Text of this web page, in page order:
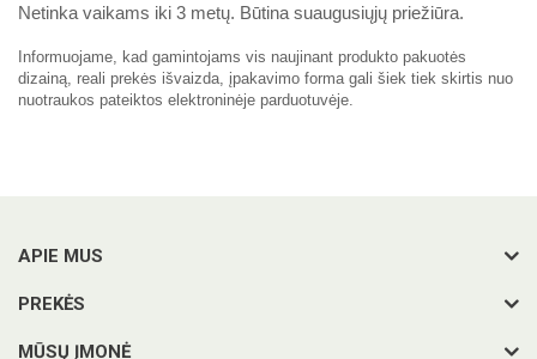
Netinka vaikams iki 3 metų. Būtina suaugusiųjų priežiūra.
Informuojame, kad gamintojams vis naujinant produkto pakuotės
dizainą, reali prekės išvaizda, įpakavimo forma gali šiek tiek skirtis nuo
nuotraukos pateiktos elektroninėje parduotuvėje.
APIE MUS
PREKĖS
MŪSŲ ĮMONĖ